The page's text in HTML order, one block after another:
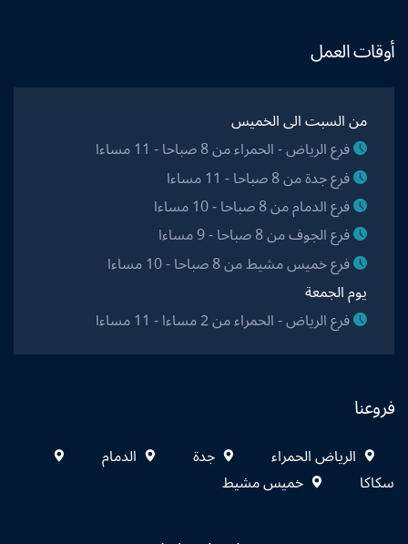
أوقات العمل
من السبت الى الخميس
فرع الرياض - الحمراء من 8 صباحا - 11 مساءا
فرع جدة من 8 صباحا - 11 مساءا
فرع الدمام من 8 صباحا - 10 مساءا
فرع الجوف من 8 صباحا - 9 مساءا
فرع خميس مشيط من 8 صباحا - 10 مساءا
يوم الجمعة
فرع الرياض - الحمراء من 2 مساءا - 11 مساءا
فروعنا
الرياض الحمراء جدة
الدمام
سكاكا
خميس مشيط